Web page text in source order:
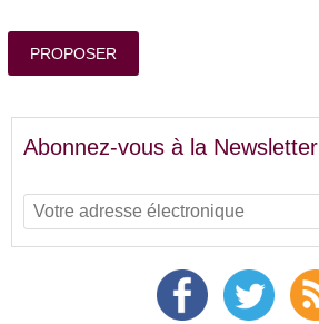
PROPOSER
Abonnez-vous à la Newsletter